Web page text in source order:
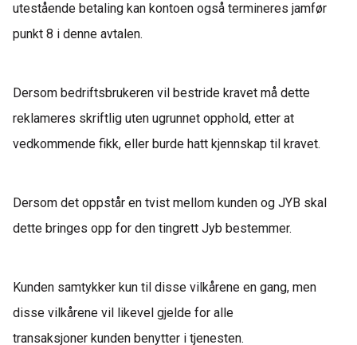
utestående betaling kan kontoen også termineres jamfør
punkt 8 i denne avtalen.
Dersom bedriftsbrukeren vil bestride kravet må dette
reklameres skriftlig uten ugrunnet opphold, etter at
vedkommende fikk, eller burde hatt kjennskap til kravet.
Dersom det oppstår en tvist mellom kunden og JYB skal
dette bringes opp for den tingrett Jyb bestemmer.
Kunden samtykker kun til disse vilkårene en gang, men
disse vilkårene vil likevel gjelde for alle
transaksjoner kunden benytter i tjenesten.